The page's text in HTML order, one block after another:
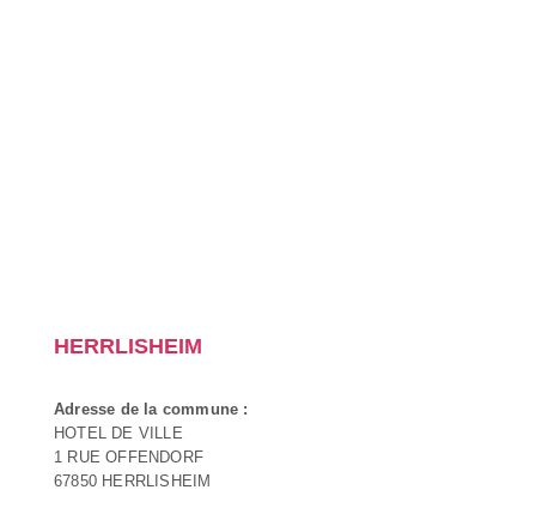
HERRLISHEIM
Adresse de la commune :
HOTEL DE VILLE
1 RUE OFFENDORF
67850 HERRLISHEIM